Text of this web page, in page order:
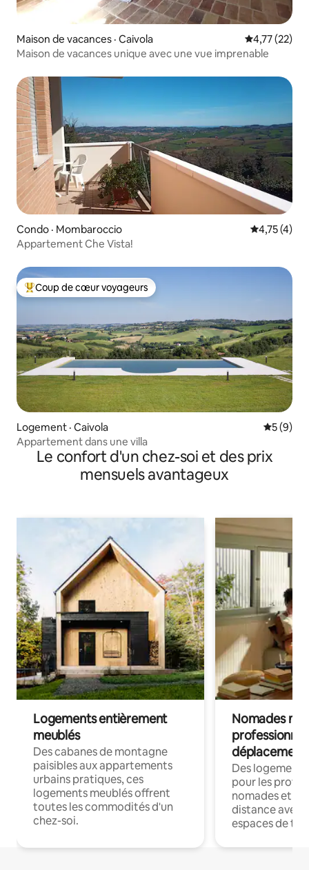
Maison de vacances · Caivola Note
4,77 (22)
Maison de vacances unique avec une vue imprenable
Condo · Mombaroccio Note
4,75 (4)
Appartement Che Vista!
Coup de cœur voyageurs parmi les plus aimés
Coup de cœur voyageurs
Logement · Caivola Note
5 (9)
Appartement dans une villa
Le confort d'un chez-soi et des prix
mensuels avantageux
Logements entièrement
meublés
Des cabanes de montagne
paisibles aux appartements
urbains pratiques, ces
logements meublés offrent
toutes les commodités d'un
chez-soi.
Nomades
déplacement
Des
pour les
nomades et
distance avec
espaces de